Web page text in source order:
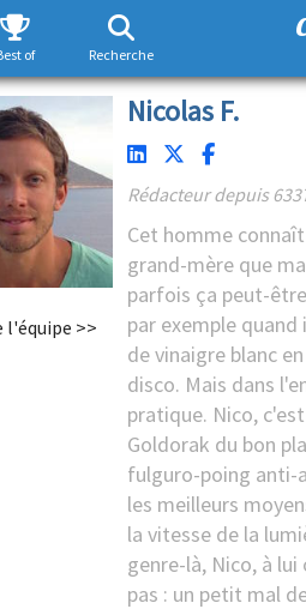
of Recherche
>>
Nicolas F.
Rédacteur depuis
Cet homme
grand-mère que
parfois ça peut-
par exemple
de vinaigre blanc
disco. Mais dans
pratique. Nico,
Goldorak du bon
fulguro-poing anti-
les meilleurs
la vitesse de la
genre-là, Nico, à
pas : un petit mal